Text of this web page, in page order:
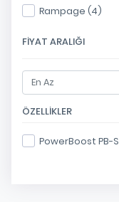
Rampage (4)
FIYAT ARALIĞI
ÖZELLIKLER
PowerBoost PB-